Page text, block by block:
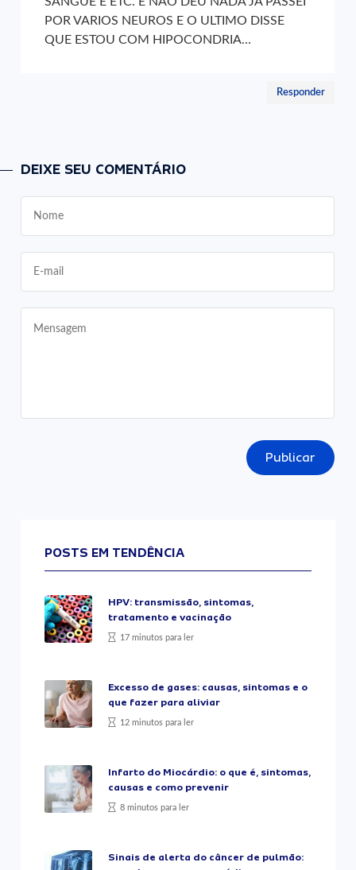
POR VARIOS NEUROS E O ULTIMO DISSE
QUE ESTOU COM HIPOCONDRIA…
Responder
DEIXE SEU COMENTÁRIO
Publicar
POSTS EM TENDÊNCIA
HPV: transmissão, sintomas,
tratamento e vacinação
17 minutos para ler
Excesso de gases: causas, sintomas e o
que fazer para aliviar
12 minutos para ler
Infarto do Miocárdio: o que é, sintomas,
causas e como prevenir
8 minutos para ler
Sinais de alerta do câncer de pulmão: